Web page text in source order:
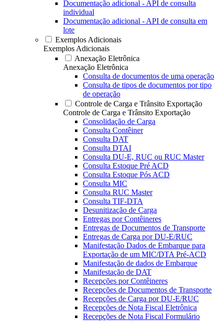
Documentação adicional - API de consulta
individual
Documentação adicional - API de consulta em
lote
Exemplos Adicionais
Exemplos Adicionais
Anexação Eletrônica
Anexação Eletrônica
Consulta de documentos de uma operação
Consulta de tipos de documentos por tipo
de operação
Controle de Carga e Trânsito Exportação
Controle de Carga e Trânsito Exportação
Consolidação de Carga
Consulta Contêiner
Consulta DAT
Consulta DTAI
Consulta DU-E, RUC ou RUC Master
Consulta Estoque Pré ACD
Consulta Estoque Pós ACD
Consulta MIC
Consulta RUC Master
Consulta TIF-DTA
Desunitização de Carga
Entregas por Contêineres
Entregas de Documentos de Transporte
Entregas de Carga por DU-E/RUC
Manifestação Dados de Embarque para
Exportação de um MIC/DTA Pré-ACD
Manifestação de dados de Embarque
Manifestação de DAT
Recepções por Contêineres
Recepções de Documentos de Transporte
Recepções de Carga por DU-E/RUC
Recepções de Nota Fiscal Eletrônica
Recepções de Nota Fiscal Formulário